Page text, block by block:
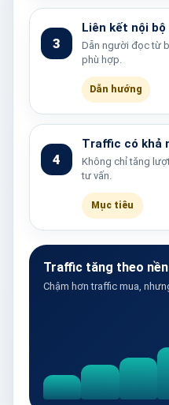
3
Liên kết nội bộ
Dẫn người đọc từ
phù hợp.
Dẫn hướng
4
Traffic có khả
Không chỉ tăng
tư vấn.
Mục tiêu
Traffic tăng theo
Chậm hơn traffic mua,